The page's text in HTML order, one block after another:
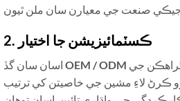
2. ڪسٽمائيزيشن جا اختيار
OEM / ODM
لاءِ مشين جي خاصيتن کي ترتيب